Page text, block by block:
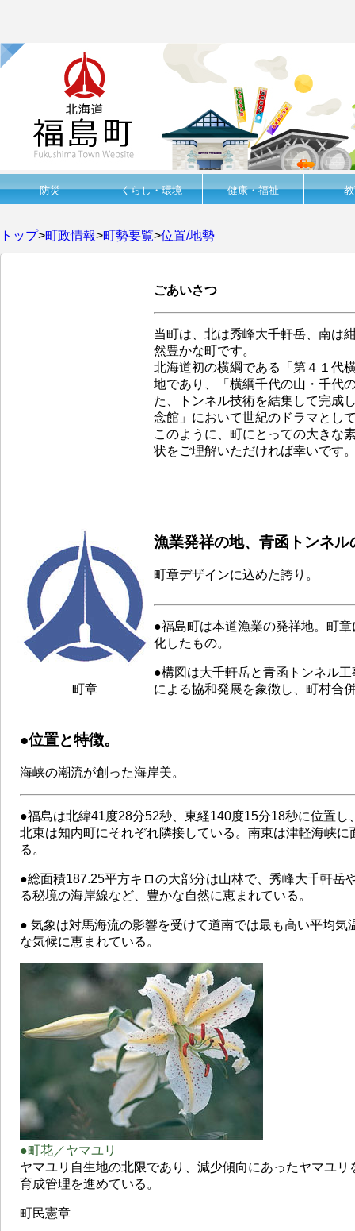
防災 くらし・環境 健康・福祉
トップ>町政情報>町勢要覧>位置/地勢
ごあいさつ
当町は、北は秀峰大千軒岳、南は
然豊かな町です。
北海道初の横綱である「第４１代
地であり、「横綱千代の山・千代
た、トンネル技術を結集して完成
念館」において世紀のドラマとし
このように、町にとっての大きな
状をご理解いただければ幸いです
町章
漁業発祥の地、青函トンネル
町章デザインに込めた誇り。
●福島町は本道漁業の発祥地。町
化したもの。
●構図は大千軒岳と青函トンネル
による協和発展を象徴し、町村合
●位置と特徴。
海峡の潮流が創った海岸美。
●福島は北緯41度28分52秒、東経140度15分18秒に位置
北東は知内町にそれぞれ隣接している。南東は津軽海峡
る。
●総面積187.25平方キロの大部分は山林で、秀峰大千軒岳
る秘境の海岸線など、豊かな自然に恵まれている。
● 気象は対馬海流の影響を受けて道南では最も高い平均
な気候に恵まれている。
●町花／ヤマユリ
ヤマユリ自生地の北限であり、減少傾向にあったヤマユ
育成管理を進めている。
町民憲章